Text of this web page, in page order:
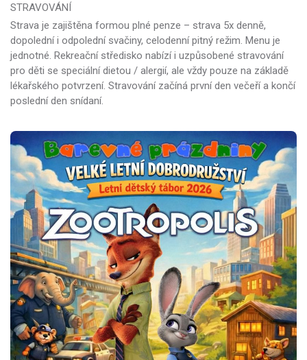
STRAVOVÁNÍ
Strava je zajištěna formou plné penze – strava 5x denně,
dopolední i odpolední svačiny, celodenní pitný režim. Menu je
jednotné. Rekreační středisko nabízí i uzpůsobené stravování
pro děti se speciální dietou / alergií, ale vždy pouze na základě
lékařského potvrzení. Stravování začíná první den večeří a končí
poslední den snídaní.